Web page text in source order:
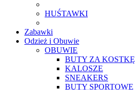
HUŚTAWKI
Zabawki
Odzież i Obuwie
OBUWIE
BUTY ZA KOSTKĘ
KALOSZE
SNEAKERS
BUTY SPORTOWE